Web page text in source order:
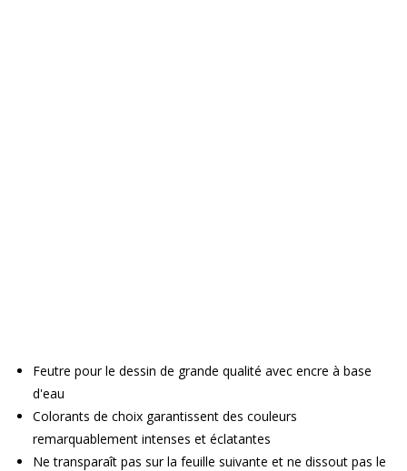
Feutre pour le dessin de grande qualité avec encre à base
d'eau
Colorants de choix garantissent des couleurs
remarquablement intenses et éclatantes
Ne transparaît pas sur la feuille suivante et ne dissout pas le